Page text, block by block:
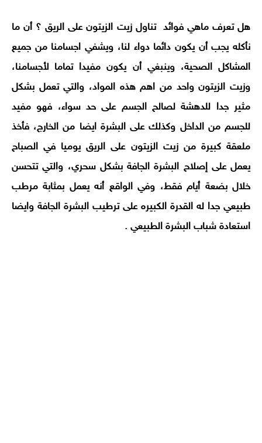
هل تعرف ماهي فوائد تناول زيت الزيتون على الريق ؟ أن ما
نأكله يجب أن يكون دائما دواء لنا، ويشفي اجسامنا من جميع
المشاكل الصحية، وينبغي أن يكون مفيدا تماما لأجسامنا،
وزيت الزيتون واحد من اهم هذه المواد، والتي تعمل بشكل
مثير جدا للدهشة لصالح الجسم على حد سواء، فهو مفيد
للجسم من الداخل وكذلك على البشرة ايضا من الخارج، فأخذ
ملعقة كبيرة من زيت الزيتون على الريق يوميا في الصباح
يعمل على إصلاح البشرة الجافة بشكل سحري، والتي تتحسن
خلال بضعة أيام فقط، وفي الواقع أنه يعمل بمثابة مرطب
طبيعي جدا له القدرة الكبيره على ترطيب البشرة الجافة وايضا
استعادة شباب البشرة الطبيعي .